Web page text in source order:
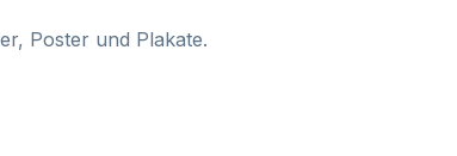
Poster und Plakate.